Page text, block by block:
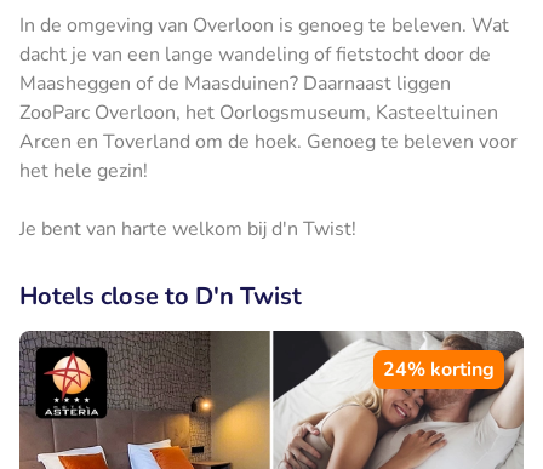
In de omgeving van Overloon is genoeg te beleven. Wat
dacht je van een lange wandeling of fietstocht door de
Maasheggen of de Maasduinen? Daarnaast liggen
ZooParc Overloon, het Oorlogsmuseum, Kasteeltuinen
Arcen en Toverland om de hoek. Genoeg te beleven voor
het hele gezin!
Je bent van harte welkom bij d'n Twist!
Hotels close to D'n Twist
24% korting